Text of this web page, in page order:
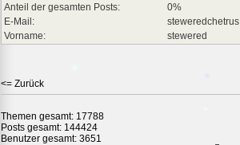
Anteil der gesamten Posts:
0%
E-Mail:
steweredchetrus
Vorname:
stewered
<= Zurück
Themen gesamt: 17788
Posts gesamt: 144424
Benutzer gesamt: 3651
*
*